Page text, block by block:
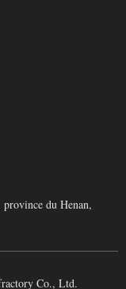
du Henan,
Co., Ltd.